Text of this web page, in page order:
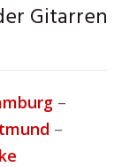
Gitarren
–
–